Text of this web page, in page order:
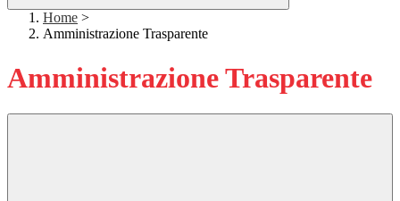
Home >
Amministrazione Trasparente
Amministrazione Trasparente